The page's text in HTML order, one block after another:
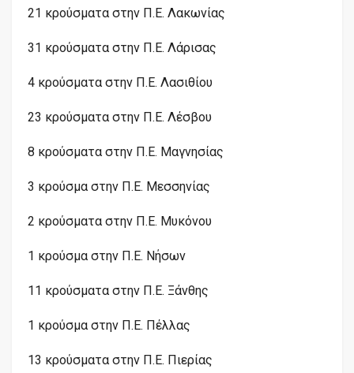
21 κρούσματα στην Π.Ε. Λακωνίας
31 κρούσματα στην Π.Ε. Λάρισας
4 κρούσματα στην Π.Ε. Λασιθίου
23 κρούσματα στην Π.Ε. Λέσβου
8 κρούσματα στην Π.Ε. Μαγνησίας
3 κρούσμα στην Π.Ε. Μεσσηνίας
2 κρούσματα στην Π.Ε. Μυκόνου
1 κρούσμα στην Π.Ε. Νήσων
11 κρούσματα στην Π.Ε. Ξάνθης
1 κρούσμα στην Π.Ε. Πέλλας
13 κρούσματα στην Π.Ε. Πιερίας